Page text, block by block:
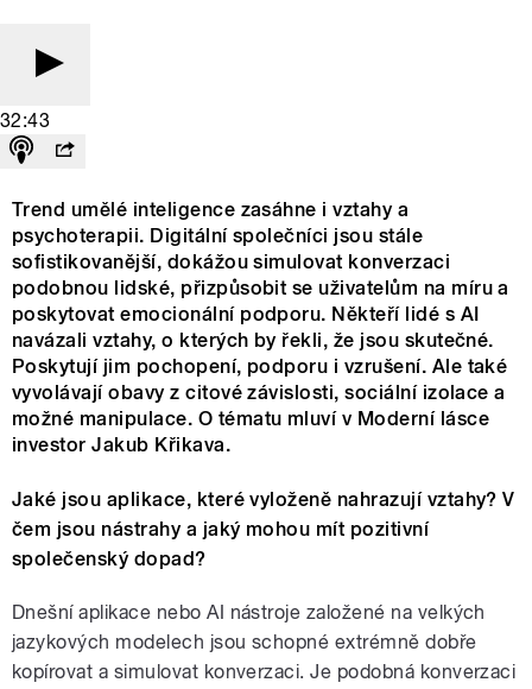
32:43
Trend umělé inteligence zasáhne i vztahy a
psychoterapii. Digitální společníci jsou stále
sofistikovanější, dokážou simulovat konverzaci
podobnou lidské, přizpůsobit se uživatelům na míru a
poskytovat emocionální podporu. Někteří lidé s AI
navázali vztahy, o kterých by řekli, že jsou skutečné.
Poskytují jim pochopení, podporu i vzrušení. Ale také
vyvolávají obavy z citové závislosti, sociální izolace a
možné manipulace. O tématu mluví v Moderní lásce
investor Jakub Křikava.
Jaké jsou aplikace, které vyloženě nahrazují vztahy? V
čem jsou nástrahy a jaký mohou mít pozitivní
společenský dopad?
Dnešní aplikace nebo AI nástroje založené na velkých
jazykových modelech jsou schopné extrémně dobře
kopírovat a simulovat konverzaci. Je podobná konverzaci